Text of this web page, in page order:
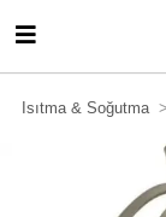
Isıtma & Soğutma